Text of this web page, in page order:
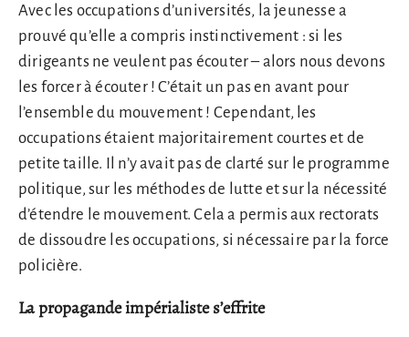
Avec les occupations d’universités, la jeunesse a
prouvé qu’elle a compris instinctivement : si les
dirigeants ne veulent pas écouter – alors nous devons
les forcer à écouter ! C’était un pas en avant pour
l’ensemble du mouvement ! Cependant, les
occupations étaient majoritairement courtes et de
petite taille. Il n’y avait pas de clarté sur le programme
politique, sur les méthodes de lutte et sur la nécessité
d’étendre le mouvement. Cela a permis aux rectorats
de dissoudre les occupations, si nécessaire par la force
policière.
La propagande impérialiste s’effrite